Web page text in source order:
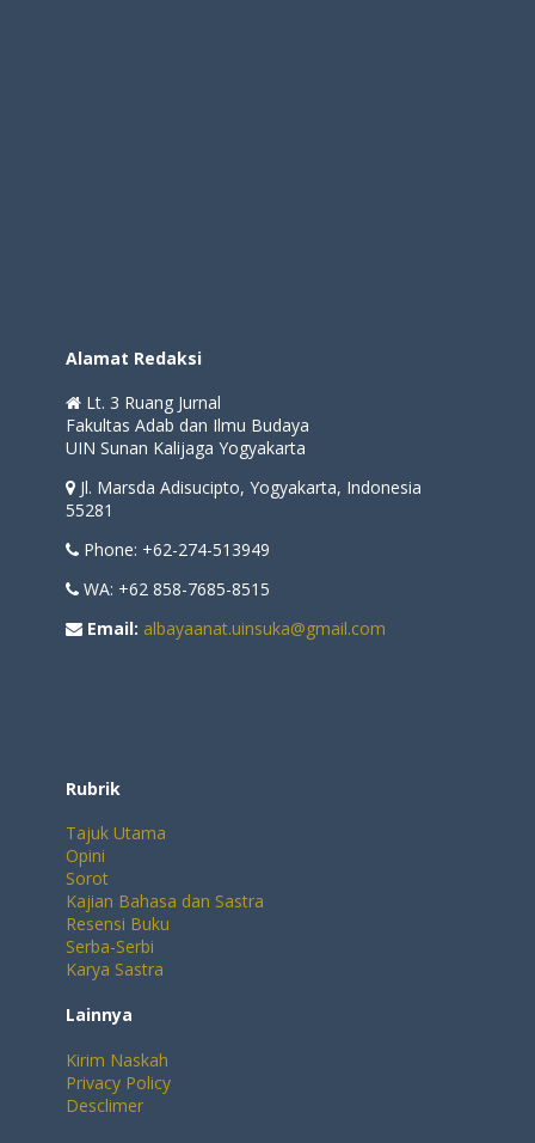
Alamat Redaksi
Lt. 3 Ruang Jurnal
Fakultas Adab dan Ilmu Budaya
UIN Sunan Kalijaga Yogyakarta
Jl. Marsda Adisucipto, Yogyakarta, Indonesia
55281
Phone: +62-274-513949
WA: +62 858-7685-8515
Email: albayaanat.uinsuka@gmail.com
Rubrik
Tajuk Utama
Opini
Sorot
Kajian Bahasa dan Sastra
Resensi Buku
Serba-Serbi
Karya Sastra
Lainnya
Kirim Naskah
Privacy Policy
Desclimer